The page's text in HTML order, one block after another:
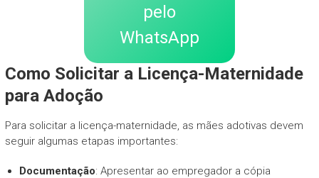
pelo
WhatsApp
Como Solicitar a Licença-Maternidade
para Adoção
Para solicitar a licença-maternidade, as mães adotivas devem
seguir algumas etapas importantes:
Documentação: Apresentar ao empregador a cópia